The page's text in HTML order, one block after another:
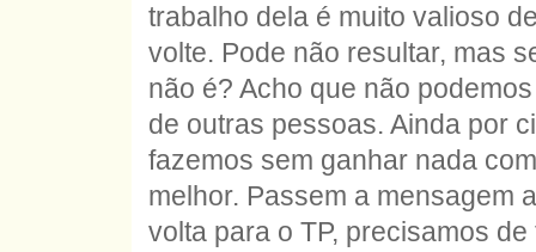
trabalho dela é muito valioso
volte. Pode não resultar, mas
não é? Acho que não
de outras pessoas. Ainda por
fazemos sem ganhar nada
melhor. Passem a mensagem
volta para o TP, precisamos de